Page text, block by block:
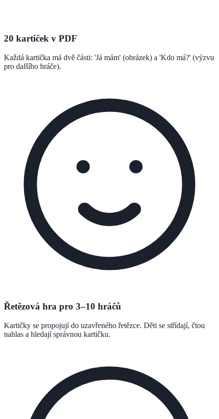
20 kartiček v PDF
Každá kartička má dvě části: 'Já mám' (obrázek) a 'Kdo má?' (výzvu
pro dalšího hráče).
Řetězová hra pro 3–10 hráčů
Kartičky se propojují do uzavřeného řetězce. Děti se střídají, čtou
nahlas a hledají správnou kartičku.